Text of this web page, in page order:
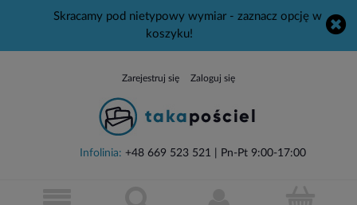
Skracamy pod nietypowy wymiar - zaznacz opcję w
koszyku!
Zarejestruj się Zaloguj się
Infolinia: +48 669 523 521 | Pn-Pt 9:00-17:00